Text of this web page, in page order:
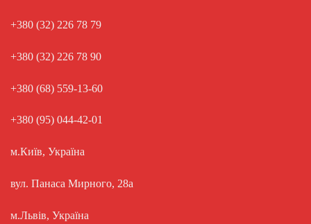
+380 (32) 226 78 79
+380 (32) 226 78 90
+380 (68) 559-13-60
+380 (95) 044-42-01
м.Київ, Україна
вул. Панаса Мирного, 28а
м.Львів, Україна